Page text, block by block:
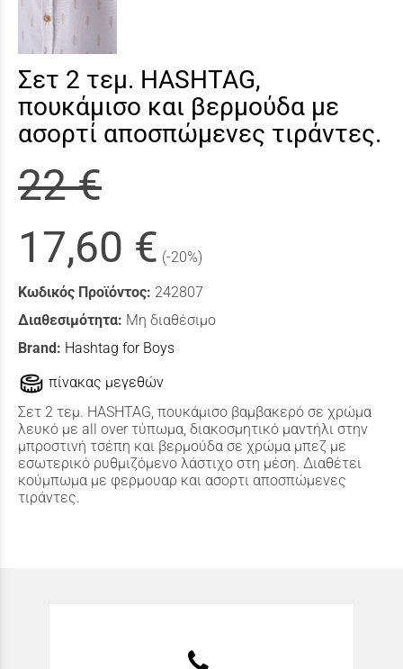
Σετ 2 τεμ. HASHTAG,
πουκάμισο και βερμούδα με
ασορτί αποσπώμενες τιράντες.
22 €
17,60 € (-20%)
Κωδικός Προϊόντος: 242807
Διαθεσιμότητα: Μη διαθέσιμο
Brand: Hashtag for Boys
πίνακας μεγεθών
Σετ 2 τεμ. HASHTAG, πουκάμισο βαμβακερό σε χρώμα
λευκό με all over τύπωμα, διακοσμητικό μαντήλι στην
μπροστινή τσέπη και βερμούδα σε χρώμα μπεζ με
εσωτερικό ρυθμιζόμενο λάστιχο στη μέση. Διαθέτει
κούμπωμα με φερμουαρ και ασορτι αποσπώμενες
τιράντες.